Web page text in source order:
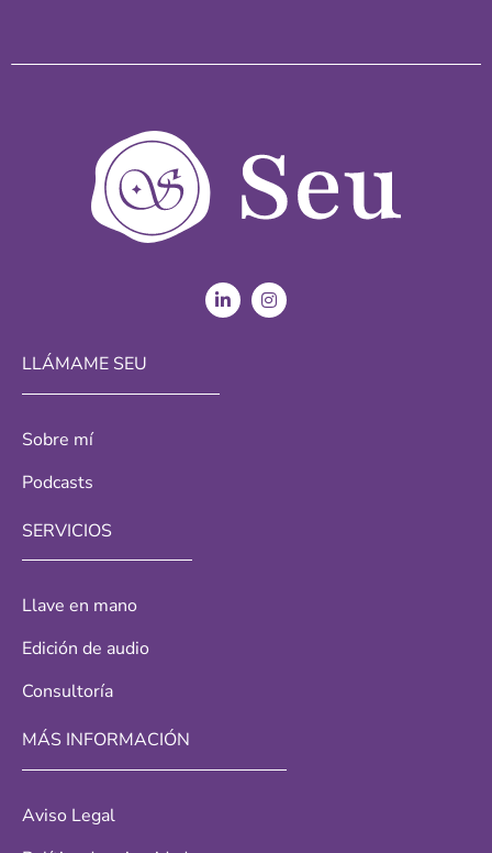
LLÁMAME SEU
Sobre mí
Podcasts
SERVICIOS
Llave en mano
Edición de audio
Consultoría
MÁS INFORMACIÓN
Aviso Legal